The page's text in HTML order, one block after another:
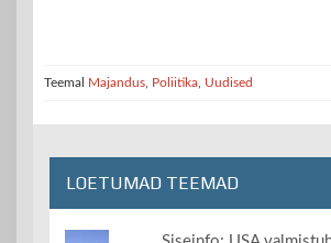
Teemal Majandus Poliitika Uudised
LOETUMAD TEEMAD